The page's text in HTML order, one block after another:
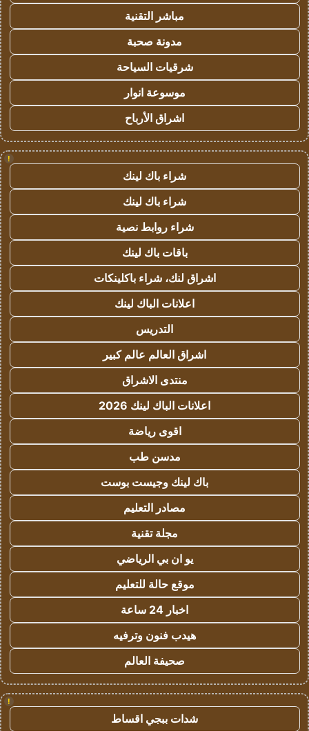
مباشر التقنية
مدونة صحبة
شرقيات السياحة
موسوعة انوار
اشراق الأرباح
!
شراء باك لينك
شراء باك لينك
شراء روابط نصية
باقات باك لينك
اشراق لنك، شراء باكلينكات
اعلانات الباك لينك
التدريس
اشراق العالم عالم كبير
منتدى الاشراق
اعلانات الباك لينك 2026
اقوى رياضة
مدسن طب
باك لينك وجيست بوست
مصادر التعليم
مجلة تقنية
يو ان بي الرياضي
موقع حالة للتعليم
اخبار 24 ساعة
هيدب فنون وترفيه
صحيفة العالم
!
شدات ببجي اقساط